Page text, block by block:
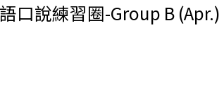
口說練習圈-Group B (Apr.)